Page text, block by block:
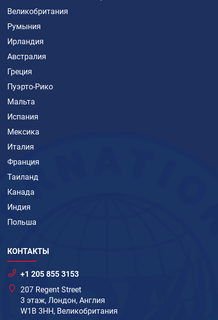
Великобритания
Румыния
Ирландия
Австралия
Греция
Пуэрто-Рико
Мальта
Испания
Мексика
Италия
Франция
Таиланд
Канада
Индия
Польша
КОНТАКТЫ
+1 205 855 3153
207 Regent Street
3 этаж, Лондон, Англия
W1B 3HH, Великобритания